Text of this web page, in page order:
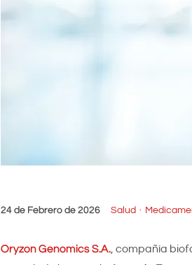
24 de Febrero de 2026 Salud
Oryzon Genomics S.A., compañía